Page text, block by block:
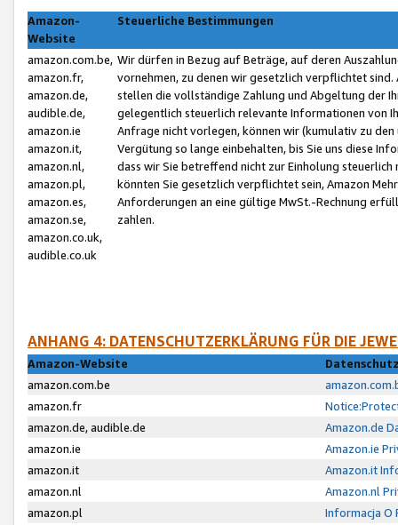
Amazon-
Website
Steuerliche Bestimmungen
amazon.com.be,
amazon.fr,
amazon.de,
audible.de,
amazon.ie
amazon.it,
amazon.nl,
amazon.pl,
amazon.es,
amazon.se,
amazon.co.uk,
audible.co.uk
Wir dürfen in Bezug auf Beträge, auf deren
vornehmen, zu denen wir gesetzlich verpflichtet
stellen die vollständige Zahlung und Abgeltung der
gelegentlich steuerlich relevante Informationen von
Anfrage nicht vorlegen, können wir (kumulativ zu
Vergütung so lange einbehalten, bis Sie uns diese
dass wir Sie betreffend nicht zur Einholung
könnten Sie gesetzlich verpflichtet sein, Amazon
Anforderungen an eine gültige MwSt.-Rechnung
zahlen.
ANHANG 4: DATENSCHUTZERKLÄRUNG FÜR DIE
Amazon-Website
amazon.com.be
amazon.fr
amazon.de, audible.de
Amazon.de
amazon.ie
Amazon.ie
amazon.it
Amazon.it
amazon.nl
Amazon.nl
amazon.pl
Informacja O